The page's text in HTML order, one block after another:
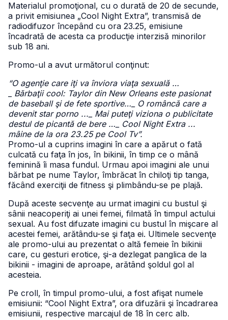
Materialul promoţional, cu o durată de 20 de secunde,
a privit emisiunea „Cool Night Extra”, transmisă de
radiodifuzor începând cu ora 23.25, emisiune
încadrată de acesta ca producţie interzisă minorilor
sub 18 ani.
Promo-ul a avut următorul conţinut:
“O agenţie care iţi va înviora viaţa sexuală …
Bărbaţii cool: Taylor din New Orleans este pasionat
de baseball şi de fete sportive…_ O româncă care a
devenit star porno ..._ Mai puteţi viziona o publicitate
destul de picantă de bere …_ Cool Night Extra ...
mâine de la ora 23.25 pe Cool Tv”.
Promo-ul a cuprins imagini în care a apărut o fată
culcată cu faţa în jos, în bikinii, în timp ce o mână
feminină îi masa fundul. Urmau apoi imagini ale unui
bărbat pe nume Taylor, îmbrăcat în chiloţi tip tanga,
făcând exerciţii de fitness şi plimbându-se pe plajă.
După aceste secvenţe au urmat imagini cu bustul şi
sânii neacoperiţi ai unei femei, filmată în timpul actului
sexual. Au fost difuzate imagini cu bustul în mişcare al
acestei femei, arătându-se şi faţa ei. Ultimele secvenţe
ale promo-ului au prezentat o altă femeie în bikinii
care, cu gesturi erotice, şi-a dezlegat panglica de la
bikinii - imagini de aproape, arătând şoldul gol al
acesteia.
Pe croll, în timpul promo-ului, a fost afişat numele
emisiunii: “Cool Night Extra”, ora difuzării şi încadrarea
emisiunii, respective marcajul de 18 în cerc alb.